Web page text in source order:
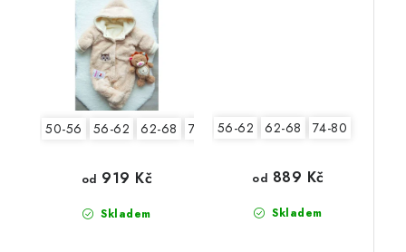
50-56 56-62 62-68 74-80
Skladem
od 919 Kč
56-62 62-68 74-80
Skladem
od 889 Kč